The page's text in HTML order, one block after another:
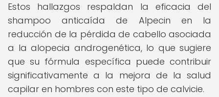
Estos hallazgos respaldan la eficacia del
shampoo anticaída de Alpecin en la
reducción de la pérdida de cabello asociada
a la alopecia androgenética, lo que sugiere
que su fórmula específica puede contribuir
significativamente a la mejora de la salud
capilar en hombres con este tipo de calvicie.